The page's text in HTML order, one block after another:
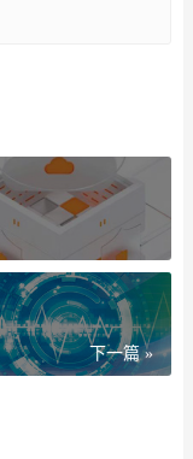
下一篇 »